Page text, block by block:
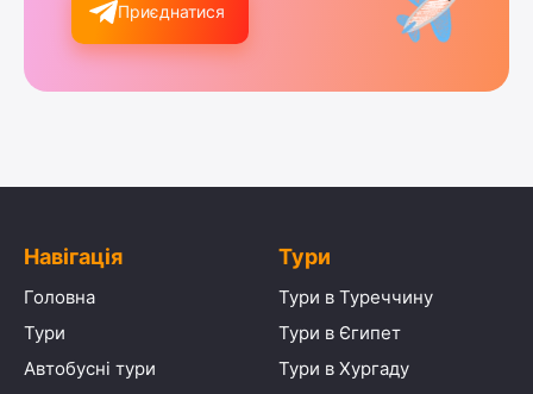
Приєднатися
Навігація
Головна
Тури
Автобусні тури
Тури
Тури в Туреччину
Тури в Єгипет
Тури в Хургаду